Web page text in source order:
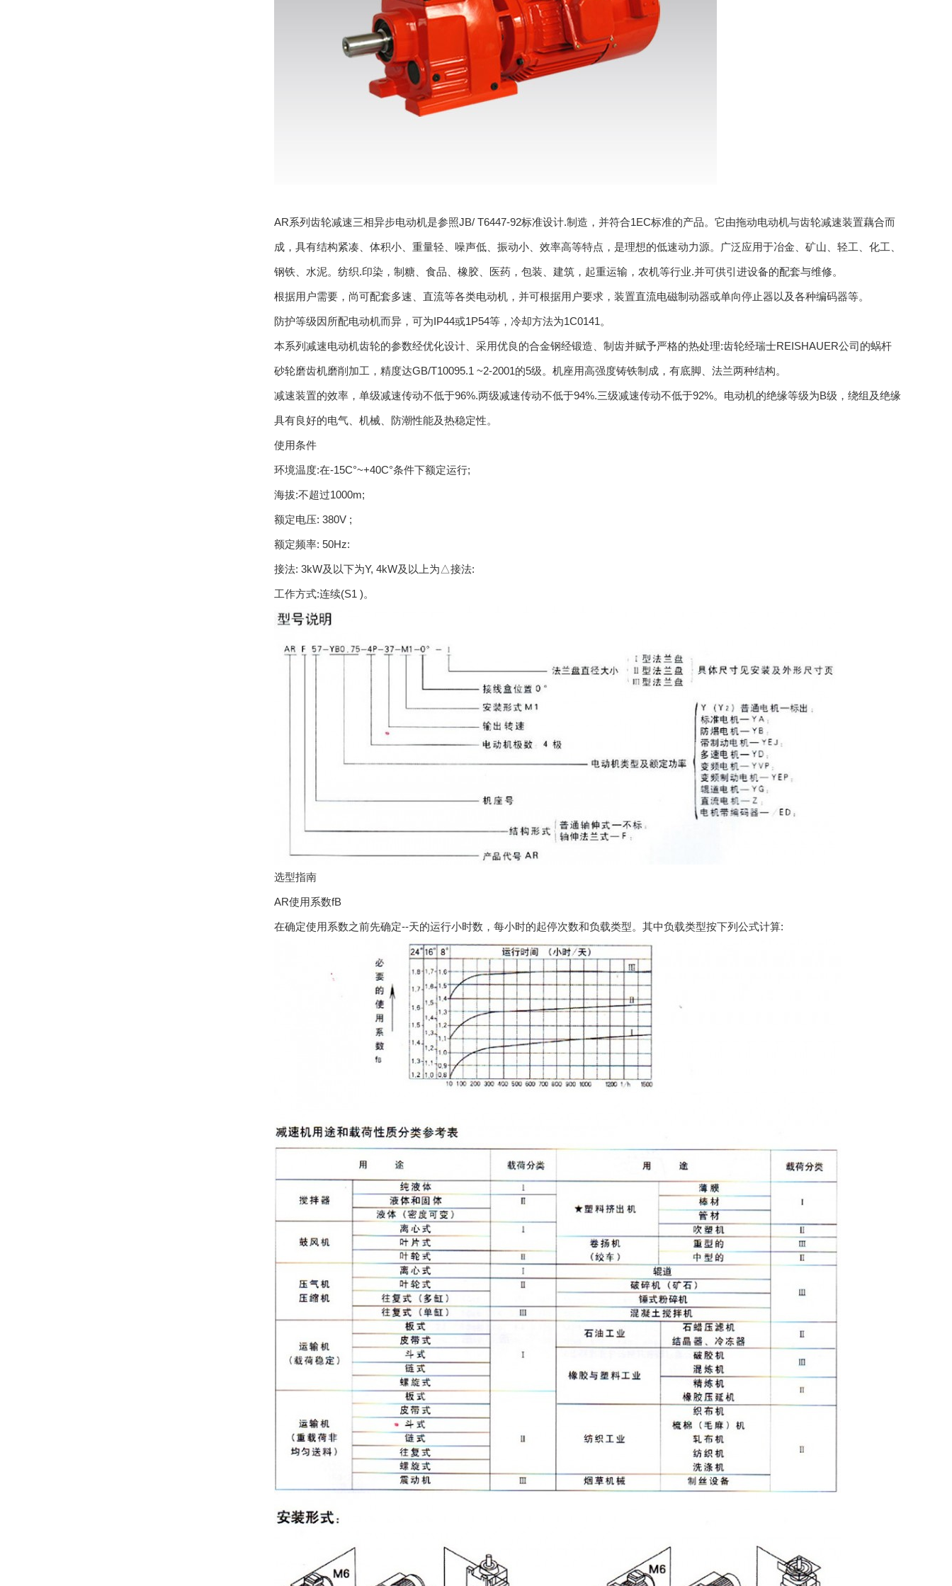
AR系列齿轮减速三相异步电动机是参照JB/ T6447-92标准设计.制造，并符合1EC标准的产品。它由拖动电动机与齿轮减速装置藕合而
成，具有结构紧凑、体积小、重量轻、噪声低、振动小、效率高等特点，是理想的低速动力源。广泛应用于冶金、矿山、轻工、化工、
钢铁、水泥。纺织.印染，制糖、食品、橡胶、医药，包装、建筑，起重运输，农机等行业.并可供引进设备的配套与维修。
根据用户需要，尚可配套多速、直流等各类电动机，并可根据用户要求，装置直流电磁制动器或单向停止器以及各种编码器等。
防护等级因所配电动机而异，可为IP44或1P54等，冷却方法为1C0141。
本系列减速电动机齿轮的参数经优化设计、采用优良的合金钢经锻造、制齿并赋予严格的热处理:齿轮经瑞士REISHAUER公司的蜗杆
砂轮磨齿机磨削加工，精度达GB/T10095.1 ~2-2001的5级。机座用高强度铸铁制成，有底脚、法兰两种结构。
减速装置的效率，单级减速传动不低于96%.两级减速传动不低于94%.三级减速传动不低于92%。电动机的绝缘等级为B级，绕组及绝缘
具有良好的电气、机械、防潮性能及热稳定性。
使用条件
环境温度:在-15C°~+40C°条件下额定运行;
海拔:不超过1000m;
额定电压: 380V ;
额定频率: 50Hz:
接法: 3kW及以下为Y, 4kW及以上为△接法:
工作方式:连续(S1 )。
选型指南
AR使用系数fB
在确定使用系数之前先确定--天的运行小时数，每小时的起停次数和负载类型。其中负载类型按下列公式计算: